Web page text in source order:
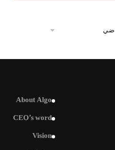
About Algo
CEO’s word
Vision